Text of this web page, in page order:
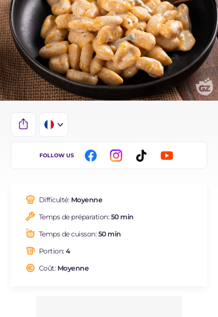
IT
ES
BR
NL
FOLLOW US
Difficulté: Moyenne
Temps de préparation:50 min
Temps de cuisson:50 min
Portion:4
Coût: Moyenne